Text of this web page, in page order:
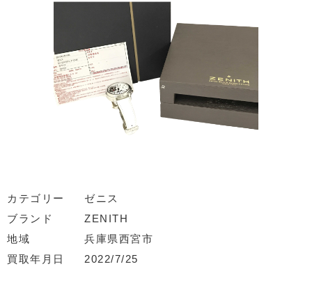
カテゴリー
ゼニス
ブランド
ZENITH
地域
兵庫県西宮市
買取年月日
2022/7/25